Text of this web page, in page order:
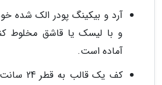
آرد و بیکینگ پودر الک شده
و با لیسک یا قاشق مخلوط
آماده است.
کف یک